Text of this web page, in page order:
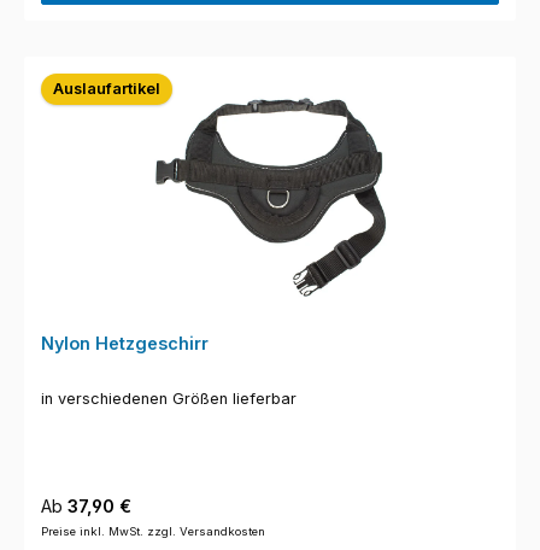
Auslaufartikel
Nylon Hetzgeschirr
in verschiedenen Größen lieferbar
Regulärer Preis:
Ab 37,90 €
Preise inkl. MwSt. zzgl. Versandkosten